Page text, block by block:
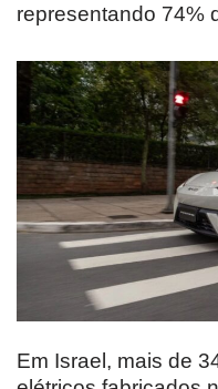
representando 74%
Em Israel, mais de